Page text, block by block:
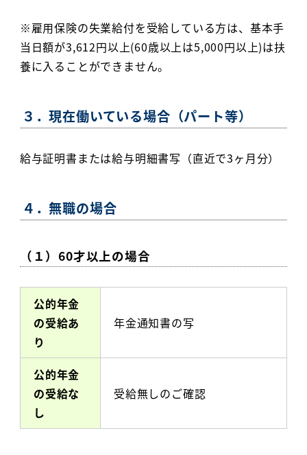
※雇用保険の失業給付を受給している方は、基本手
当日額が3,612円以上(60歳以上は5,000円以上)は扶
養に入ることができません。
３．現在働いている場合（パート等）
給与証明書または給与明細書写（直近で3ヶ月分）
４．無職の場合
（１）60才以上の場合
公的年金
の受給あ
り
年金通知書の写
公的年金
の受給な
し
受給無しのご確認